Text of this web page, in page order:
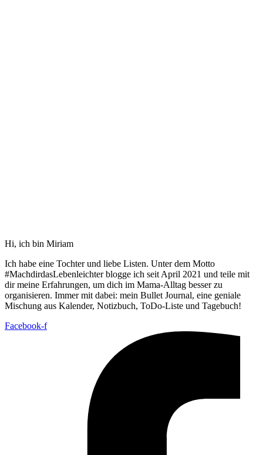
Hi, ich bin Miriam
Ich habe eine Tochter und liebe Listen. Unter dem Motto
#MachdirdasLebenleichter blogge ich seit April 2021 und teile mit
dir meine Erfahrungen, um dich im Mama-Alltag besser zu
organisieren. Immer mit dabei: mein Bullet Journal, eine geniale
Mischung aus Kalender, Notizbuch, ToDo-Liste und Tagebuch!
Facebook-f